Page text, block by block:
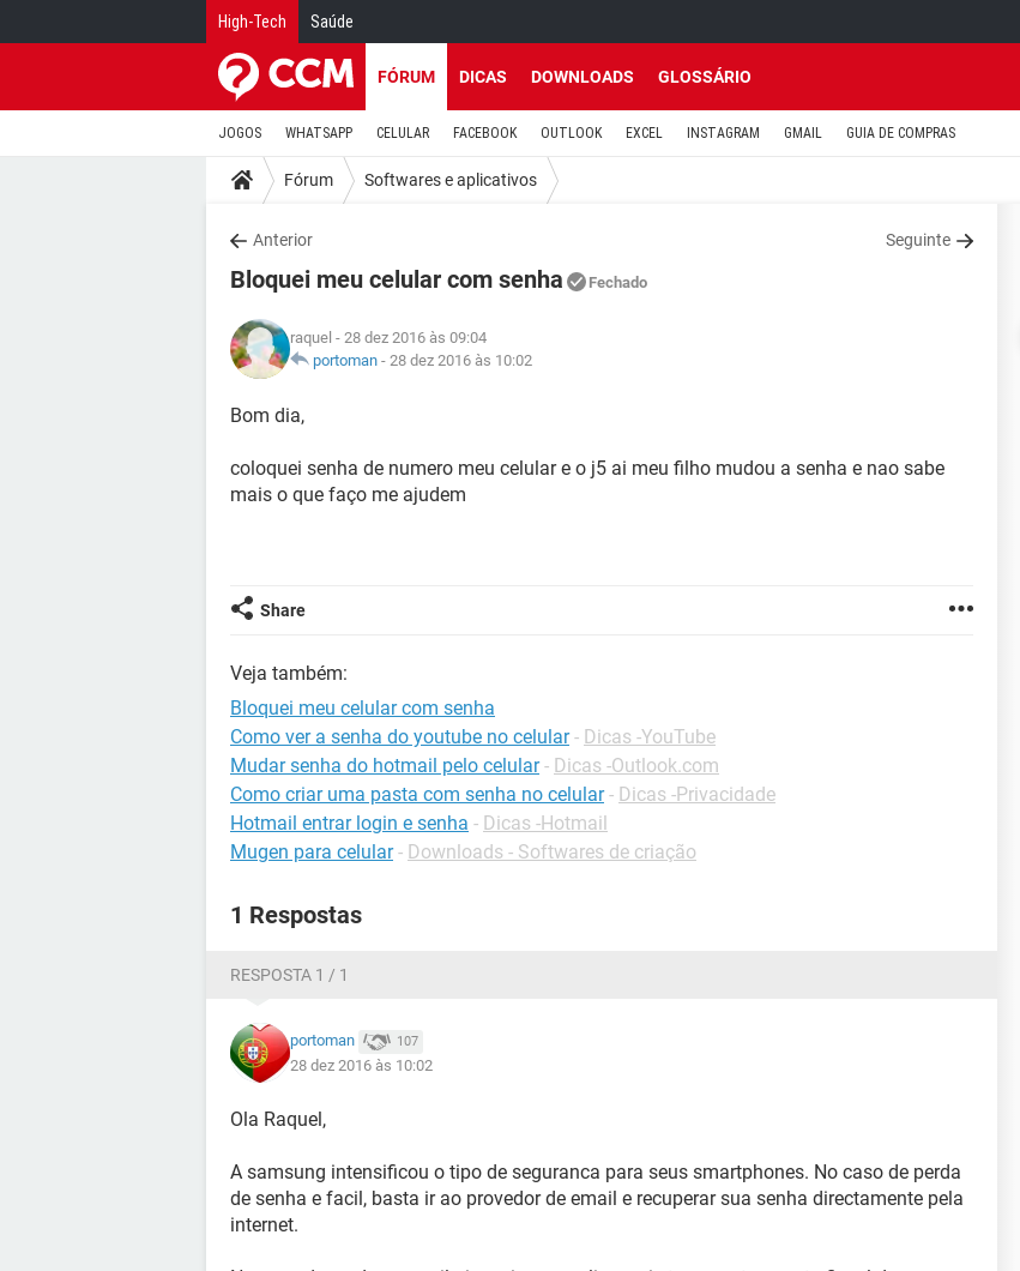
High-Tech Saúde
FÓRUM DICAS DOWNLOADS GLOSSÁRIO
JOGOS WHATSAPP CELULAR FACEBOOK OUTLOOK EXCEL INSTAGRAM GMAIL GUIA DE COMPRAS
Fórum Softwares e aplicativos
Anterior Seguinte
Bloquei meu celular com senha Fechado
raquel - 28 dez 2016 às 09:04
portoman - 28 dez 2016 às 10:02
Bom dia,
coloquei senha de numero meu celular e o j5 ai meu filho mudou a senha e nao sabe
mais o que faço me ajudem
Share
Veja também:
Bloquei meu celular com senha
Como ver a senha do youtube no celular - Dicas -YouTube
Mudar senha do hotmail pelo celular - Dicas -Outlook.com
Como criar uma pasta com senha no celular - Dicas -Privacidade
Hotmail entrar login e senha - Dicas -Hotmail
Mugen para celular - Downloads - Softwares de criação
1 Respostas
RESPOSTA 1 / 1
portoman 107
28 dez 2016 às 10:02
Ola Raquel,
A samsung intensificou o tipo de seguranca para seus smartphones. No caso de perda
de senha e facil, basta ir ao provedor de email e recuperar sua senha directamente pela
internet.